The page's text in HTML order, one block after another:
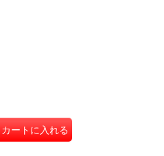
カートに入れる